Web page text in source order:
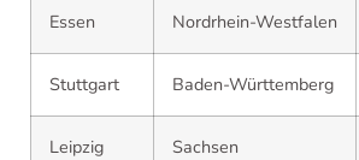
Essen Nordrhein-Westfalen
Stuttgart Baden-Württemberg
Leipzig Sachsen